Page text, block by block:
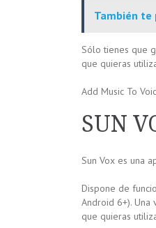
También te
Sólo tienes que
que quieras
Add Music To
SUN
Sun Vox es una
Dispone de
Android 6+). Una
que quieras